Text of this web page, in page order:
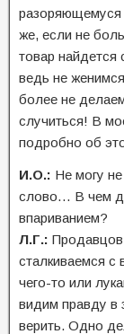
разоряющемуся
же, если не
товар
ведь не
более не
случиться! В
подробно об
И.О.: Не могу
слово… В чем
впариванием?
Л.Г.:
сталкиваемся с
чего-то или
видим правду в
верить. Одно